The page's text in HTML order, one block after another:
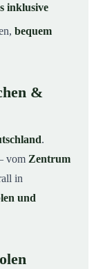
inklusive
bequem
&
.
vom Zentrum
in
und